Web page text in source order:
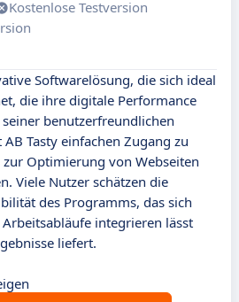
Kostenlose Testversion
Softwarelösung, die sich ideal
die ihre digitale Performance
benutzerfreundlichen
Tasty einfachen Zugang zu
Optimierung von Webseiten
Viele Nutzer schätzen die
des Programms, das sich
integrieren lässt
liefert.